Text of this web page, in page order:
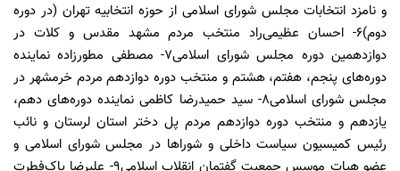
و نامزد انتخابات مجلس شورای اسلامی از حوزه انتخابیه تهران (در دوره
دوم)۶- احسان عظیمی‌راد منتخب مردم مشهد مقدس و کلات در
دوازدهمین دوره مجلس شورای اسلامی۷- مصطفی مطورزاده نماینده
دوره‌های پنجم، هفتم، هشتم و منتخب دوره دوازدهم مردم خرمشهر در
مجلس شورای اسلامی۸- سید حمیدرضا کاظمی نماینده دوره‌های دهم،
یازدهم و منتخب دوره دوازدهم مردم پل دختر استان لرستان و نائب
رئیس کمیسیون سیاست داخلی و شوراها در مجلس شورای اسلامی و